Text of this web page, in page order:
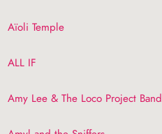
Aïoli Temple
ALL IF
Amy Lee & The Loco Project Band